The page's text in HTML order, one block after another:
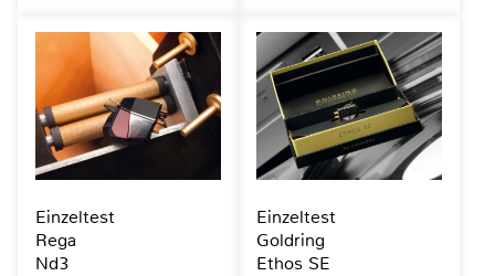
Einzeltest
Rega
Nd3
Einzeltest
Goldring
Ethos SE